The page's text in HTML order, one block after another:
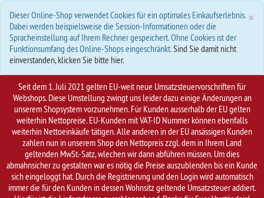
×
Dieser Online-Shop verwendet Cookies für ein optimales Einkaufserlebnis.
Dabei werden beispielsweise die Session-Informationen oder die
Spracheinstellung auf Ihrem Rechner gespeichert. Ohne Cookies ist der
Funktionsumfang des Online-Shops eingeschränkt.Sind Sie damit nicht
einverstanden, klicken Sie bitte hier.
Seit dem 1. Juli 2021 gelten EU-weit neue Umsatzsteuervorschriften für
Webshops. Diese Umstellung zwingt uns leider dazu einige Änderungen an
unserem Shopsystem vorzunehmen. Für Kunden ausserhalb der EU gelten
weiterhin Nettopreise. EU-Kunden mit VAT-ID Nummer können ebenfalls
weiterhin Nettoeinkäufe tätigen. Alle anderen in der EU ansässigen Kunden
zahlen nun in unserem Shop den Nettopreis zzgl. dem in Ihrem Land
geltenden MwSt.-Satz, wlechen wir dann abführen müssen. Um dies
abmahnsicher zu gestalten war es nötig die Preise auszublenden bis ein Kunde
sich eingeloggt hat. Durch die Registrierung und den Login wird automatisch
immer die für den Kunden in dessen Wohnsitz geltende Umsatzsteuer addiert.